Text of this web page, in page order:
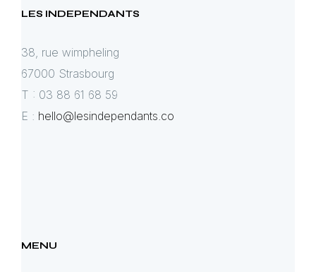
LES INDEPENDANTS
38, rue wimpheling
67000 Strasbourg
T : 03 88 61 68 59
E : hello@lesindependants.co
MENU